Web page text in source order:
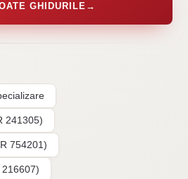
GHIDURILE →
241305)
754201)
216607)